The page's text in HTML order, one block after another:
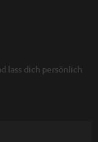
lass dich persönlich